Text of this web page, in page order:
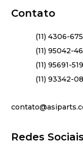
Contato
(11) 4306-
(11) 95042-
(11) 95691-
(11) 93342-
Redes Sociais